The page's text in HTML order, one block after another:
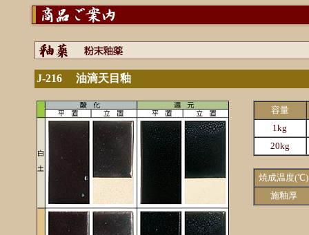
J-216 油滴天目釉
容量
1kg
20kg
焼成温度(℃)
施釉厚